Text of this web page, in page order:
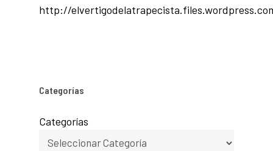
http://
Categorías
Categorías